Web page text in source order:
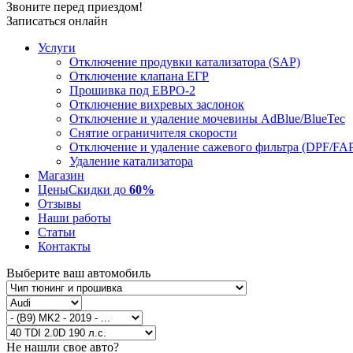
Звоните перед приездом!
Записаться онлайн
Услуги
Отключение продувки катализатора (SAP)
Отключение клапана ЕГР
Прошивка под ЕВРО-2
Отключение вихревых заслонок
Отключение и удаление мочевины AdBlue/BlueTec
Снятие ограничителя скорости
Отключение и удаление сажевого фильтра (DPF/
Удаление катализатора
Магазин
ЦеныСкидки до 60%
Отзывы
Наши работы
Статьи
Контакты
Выберите ваш автомобиль
Не нашли свое авто?